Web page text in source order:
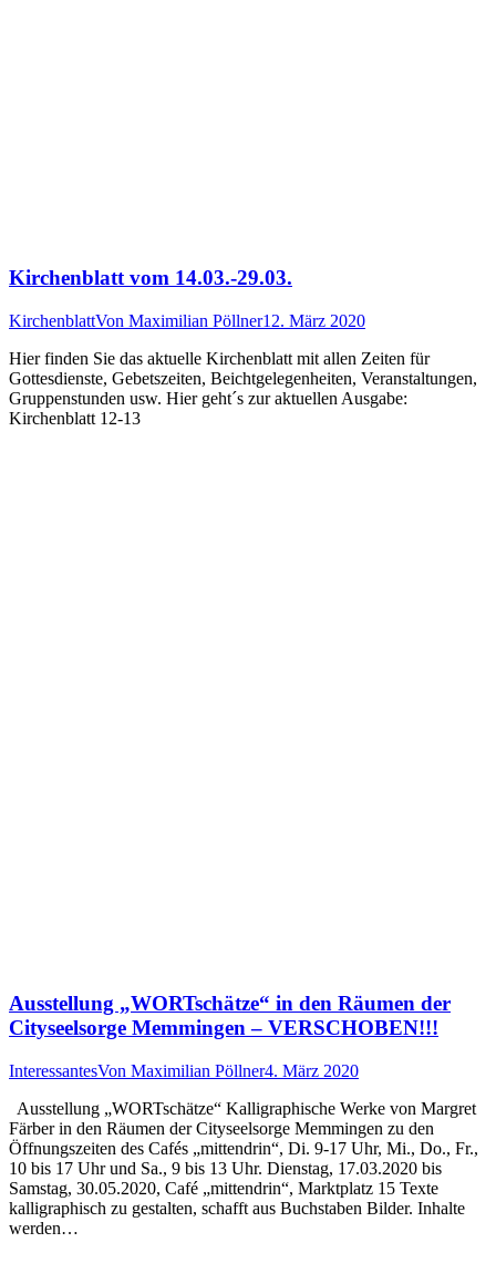
Kirchenblatt vom 14.03.-29.03.
KirchenblattVon Maximilian Pöllner12. März 2020
Hier finden Sie das aktuelle Kirchenblatt mit allen Zeiten für
Gottesdienste, Gebetszeiten, Beichtgelegenheiten, Veranstaltungen,
Gruppenstunden usw. Hier geht´s zur aktuellen Ausgabe:
Kirchenblatt 12-13
Ausstellung „WORTschätze“ in den Räumen der
Cityseelsorge Memmingen – VERSCHOBEN!!!
InteressantesVon Maximilian Pöllner4. März 2020
Ausstellung „WORTschätze“ Kalligraphische Werke von Margret
Färber in den Räumen der Cityseelsorge Memmingen zu den
Öffnungszeiten des Cafés „mittendrin“, Di. 9-17 Uhr, Mi., Do., Fr.,
10 bis 17 Uhr und Sa., 9 bis 13 Uhr. Dienstag, 17.03.2020 bis
Samstag, 30.05.2020, Café „mittendrin“, Marktplatz 15 Texte
kalligraphisch zu gestalten, schafft aus Buchstaben Bilder. Inhalte
werden…